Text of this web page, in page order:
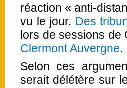
réaction « anti-
vu le jour. Des
lors de sessions de
Clermont Auvergne.
Selon ces
serait délétère sur